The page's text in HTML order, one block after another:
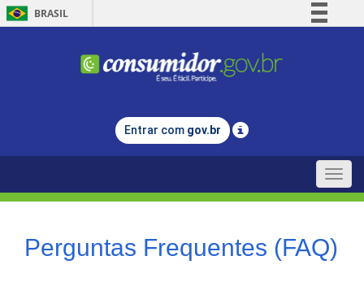
BRASIL
Comunica BR
Legislação
Entrar com gov.br
Toggle
Perguntas Frequentes (FAQ)